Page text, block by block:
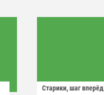
Старики, шаг вперёд